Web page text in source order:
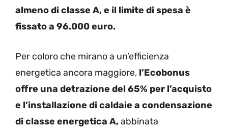
almeno di classe A, e il limite di spesa è
fissato a 96.000 euro.
Per coloro che mirano a un’efficienza
energetica ancora maggiore, l’Ecobonus
offre una detrazione del 65% per l’acquisto
e l’installazione di caldaie a condensazione
di classe energetica A,abbinata